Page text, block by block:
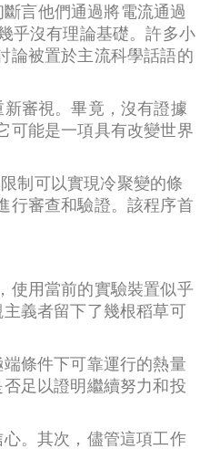
言他們通過將電流通過
乎沒有理論基礎。許多小
論被置於主流科學話語的
審視。畢竟，沒有證據
可能是一項具有改變世界
制可以實現冷聚變的條
行審查和驗證。該程序首
使用當前的實驗裝置似乎
義者留下了幾根稻草可
條件下可靠運行的熱量
足以證明繼續努力和投
。其次，儘管這項工作